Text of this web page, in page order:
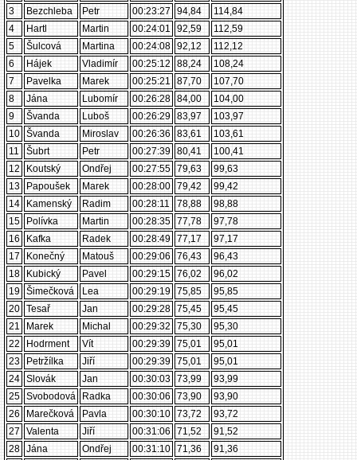
3
Bezchleba Petr 00:23:27 94,84
114,84
4
Hartl Martin 00:24:01 92,59
112,59
5
Šulcová Martina 00:24:08 92,12
112,12
6
Hájek Vladimír 00:25:12 88,24
108,24
7
Pavelka Marek 00:25:21 87,70
107,70
8
Jána Lubomír 00:26:28 84,00
104,00
9
Švanda Luboš 00:26:29 83,97
103,97
10 Švanda Miroslav 00:26:36 83,61
103,61
11
Šubrt Petr 00:27:39 80,41
100,41
12
Koutský Ondřej 00:27:55 79,63
99,63
13
Papoušek Marek 00:28:00 79,42
99,42
14
Kamenský Radim 00:28:11 78,88
98,88
15
Polívka Martin 00:28:35 77,78
97,78
16
Kafka Radek 00:28:49 77,17
97,17
17
Konečný Matouš 00:29:06 76,43
96,43
18
Kubický Pavel 00:29:15 76,02
96,02
19 Šimečková Lea 00:29:19 75,85
95,85
20 Tesař Jan 00:29:28 75,45
95,45
21
Marek Michal 00:29:32 75,30
95,30
22
Hodrment Vít 00:29:39 75,01
95,01
23
Petržílka Jiří 00:29:39 75,01
95,01
24 Slovák Jan 00:30:03 73,99
93,99
25 Svobodová Radka 00:30:06 73,90
93,90
26
Marečková Pavla 00:30:10 73,72
93,72
27
Valenta Jiří 00:31:06 71,52
91,52
28 Jána Ondřej 00:31:10 71,36
91,36